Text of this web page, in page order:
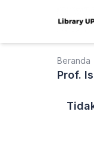
Beranda
Prof.